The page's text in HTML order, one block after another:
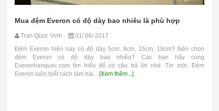
Mua đệm Everon có độ dày bao nhiêu là phù hợp
Tran Quoc Vinh
01/ 06/ 2017
Đệm Everon hiện nay có độ dày 5cm, 9cm, 15cm, 18cm? Nên chọn
đệm Everon có độ dày bao nhiêu? Các bạn hãy cùng
Everonhanquoc.com tìm hiểu để có câu trả lời nhé. Tin mới: Đệm
Everon luôn biết cách làm hài... [Xem thêm...]